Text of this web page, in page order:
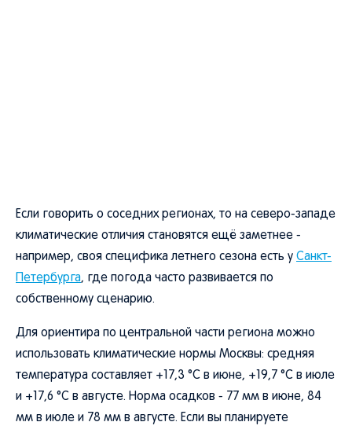
Если говорить о соседних регионах, то на северо-западе
климатические отличия становятся ещё заметнее -
например, своя специфика летнего сезона есть у Санкт-
Петербурга, где погода часто развивается по
собственному сценарию.
Для ориентира по центральной части региона можно
использовать климатические нормы Москвы: средняя
температура составляет +17,3 °C в июне, +19,7 °C в июле
и +17,6 °C в августе. Норма осадков - 77 мм в июне, 84
мм в июле и 78 мм в августе. Если вы планируете